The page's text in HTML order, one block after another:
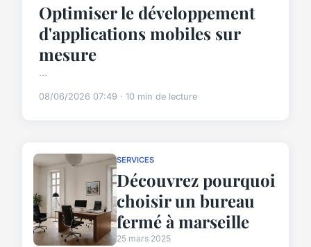
Optimiser le développement
d'applications mobiles sur
mesure
...
08/06/2026 07:49 · 10 min de lecture
SERVICES
Découvrez pourquoi
choisir un bureau
fermé à marseille
25 mars 2025